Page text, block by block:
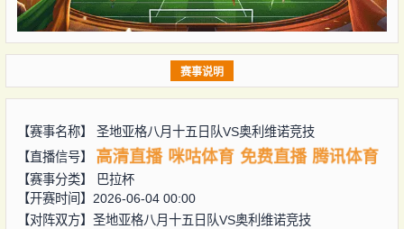
赛事说明
【赛事名称】 圣地亚格八月十五日队VS奥利维诺竞技
【直播信号】
高清直播 咪咕体育 免费直播 腾讯体育
【赛事分类】
巴拉杯
【开赛时间】2026-06-04 00:00
【对阵双方】 圣地亚格八月十五日队VS奥利维诺竞技